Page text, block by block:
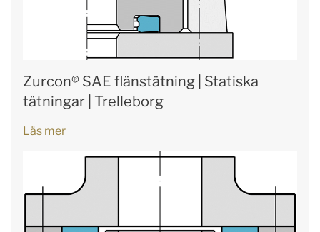
Zurcon® SAE flänstätning | Statiska
tätningar | Trelleborg
Läs mer